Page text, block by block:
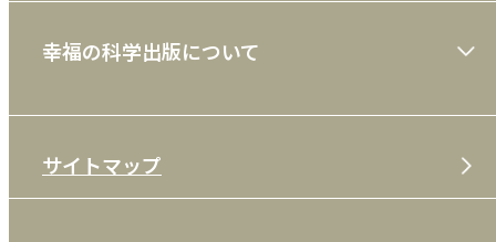
雑誌
CD
DVD・ブルーレイ
利用規約
特定商取引法
プライバシーポリシー
幸福の科学出版について
メディア・ライブラリー
サイトマップ